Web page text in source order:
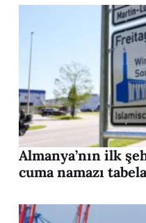
Almanya’nın ilk
cuma namazı